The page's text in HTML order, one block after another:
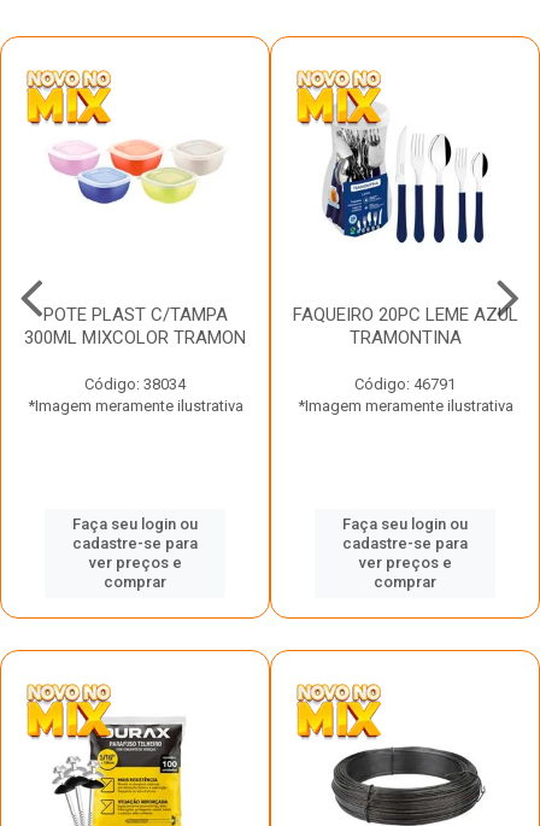
POTE PLAST C/TAMPA
300ML MIXCOLOR TRAMON
Código: 38034
*Imagem meramente ilustrativa
Faça seu login ou
cadastre-se para
ver preços e
comprar
FAQUEIRO 20PC LEME AZUL
TRAMONTINA
Código: 46791
*Imagem meramente ilustrativa
Faça seu login ou
cadastre-se para
ver preços e
comprar